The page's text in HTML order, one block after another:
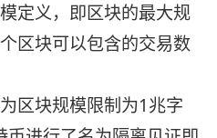
定义，即区块的最大规
区块可以包含的交易数
区块规模限制为1兆字